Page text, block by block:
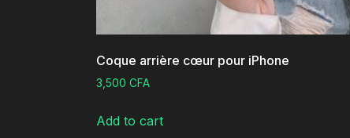
Coque arrière cœur pour iPhone
3,500 CFA
Add to cart